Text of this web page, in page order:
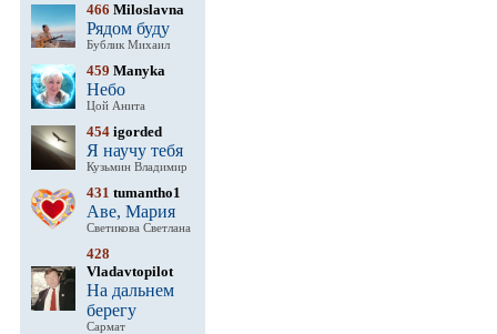
466 Miloslavna
Рядом буду
Бублик Михаил
459 Manyka
Небо
Цой Анита
454 igorded
Я научу тебя
Кузьмин Владимир
431 tumantho1
Аве, Мария
Светикова Светлана
428
Vladavtopilot
На дальнем
берегу
Сармат